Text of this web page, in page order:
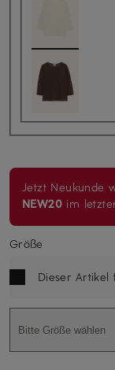
Jetzt Neukunde
NEW20 im
Größe
Dieser Artikel
Bitte Größe wählen